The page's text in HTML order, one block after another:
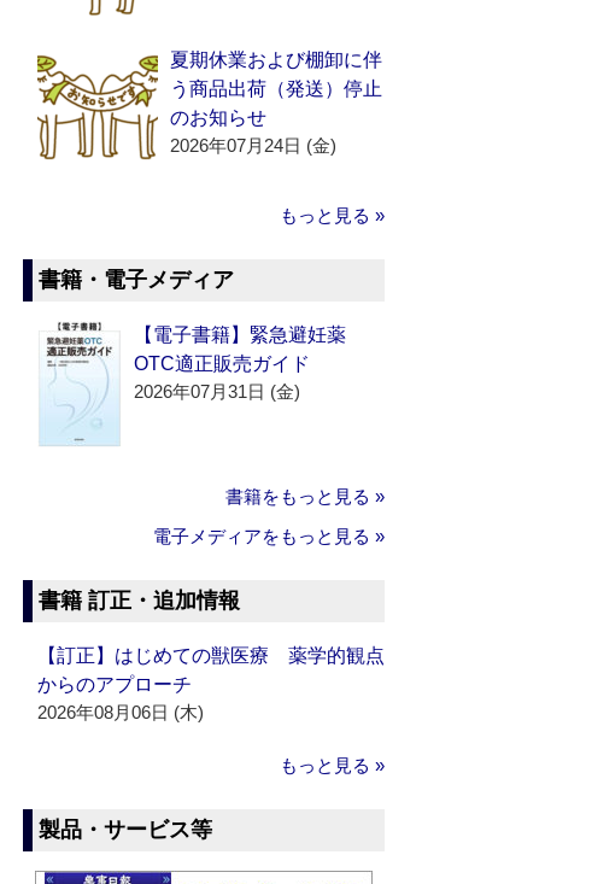
夏期休業および棚卸に伴
う商品出荷（発送）停止
のお知らせ
2026年07月24日 (金)
もっと見る »
書籍・電子メディア
【電子書籍】緊急避妊薬
OTC適正販売ガイド
2026年07月31日 (金)
書籍をもっと見る »
電子メディアをもっと見る »
書籍 訂正・追加情報
【訂正】はじめての獣医療 薬学的観点
からのアプローチ
2026年08月06日 (木)
もっと見る »
製品・サービス等